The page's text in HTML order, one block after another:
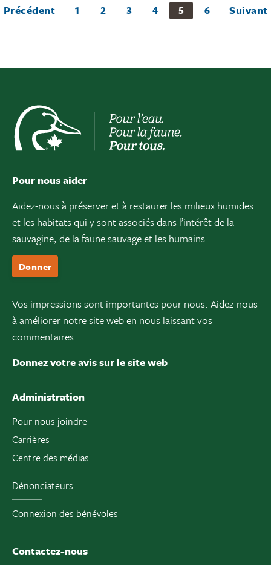
Précédent 1 2 3 4 5 6 Suivant
Pour nous aider
Aidez-nous à préserver et à restaurer les milieux humides
et les habitats qui y sont associés dans l’intérêt de la
sauvagine, de la faune sauvage et les humains.
Donner
Vos impressions sont importantes pour nous. Aidez-nous
à améliorer notre site web en nous laissant vos
commentaires.
Donnez votre avis sur le site web
Administration
Pour nous joindre
Carrières
Centre des médias
Dénonciateurs
Connexion des bénévoles
Contactez-nous